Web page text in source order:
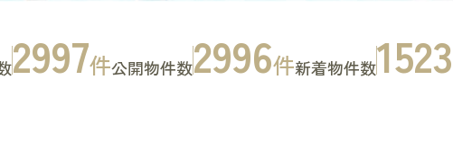
2997件公開物件数2996件新着物件数1523